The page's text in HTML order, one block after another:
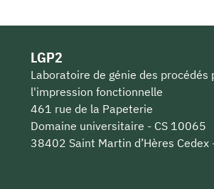
LGP2
Laboratoire de génie des
l'impression fonctionnelle
461 rue de la Papeterie
Domaine universitaire - CS 10065
38402 Saint Martin d’Hères Cedex